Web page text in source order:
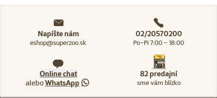
Napíšte nám
eshop@superzoo.sk
02/20570200
Po–Pi 7:00 – 18:00
Online chat
aleboWhatsApp
82 predajní
sme vám blízko